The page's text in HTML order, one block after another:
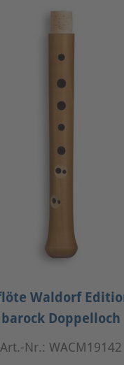
Waldorf
barock Doppelloch
Art.-Nr.: WACM19142